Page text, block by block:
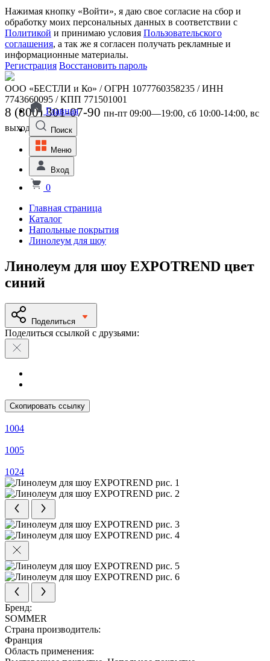
Нажимая кнопку «Войти», я даю свое согласие на сбор и
обработку моих персональных данных в соответствии с
Политикой и принимаю условия Пользовательского
соглашения, а так же я согласен получать рекламные и
информационные материалы.
Регистрация Восстановить пароль
ООО «БЕСТЛИ и Ко» / ОГРН 1077760358235 / ИНН
7743660095 / КПП 771501001
8 (800) 301-07-90 пн-пт 09:00—19:00, сб 10:00-14:00, вс
выходной
Главная
Поиск
Меню
Вход
0
Главная страница
Каталог
Напольные покрытия
Линолеум для шоу
Линолеум для шоу EXPOTREND цвет
синий
Поделиться
Поделиться ссылкой с друзьями:
Скопировать ссылку
1004
1005
1024
Бренд:
SOMMER
Страна производитель:
Франция
Область применения: